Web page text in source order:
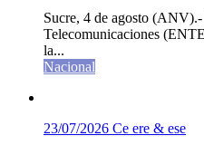
Sucre, 4 de agosto
Telecomunicaciones
la...
Nacional
23/07/2026 Ce ere & ese